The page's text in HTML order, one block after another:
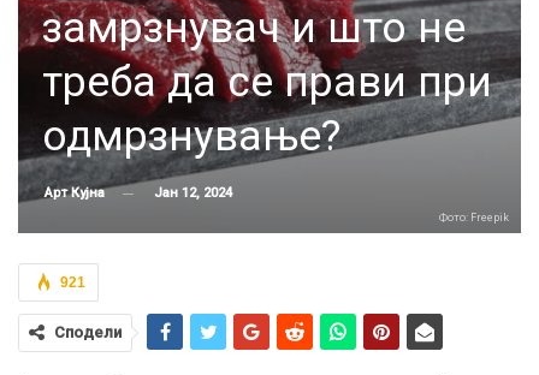
замрзнувач и што не
треба да се прави при
одмрзнување?
Арт Кујна Јан 12, 2024
Фото: Freepik
921
Сподели